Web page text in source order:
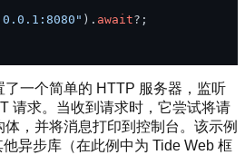
). await?;
一个简单的 HTTP 服务器，监听
请求。当收到请求时，它尝试将请
体，并将消息打印到控制台。该示例
异步库（在此例中为 Tide Web 框